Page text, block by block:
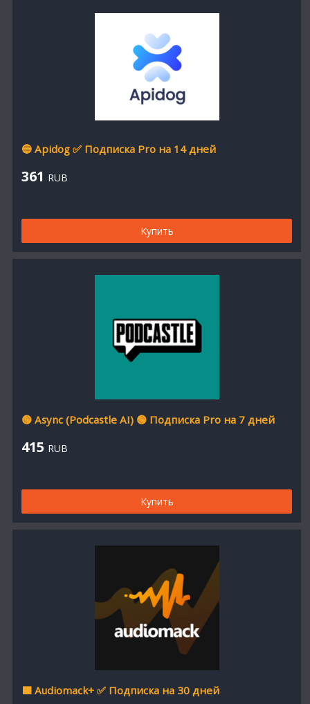
🔵 Apidog ✅ Подписка Pro на 14 дней
361 RUB
Купить
🟢 Async (Podcastle AI) 🟢 Подписка Pro на 7 дней
415 RUB
Купить
🟧 Audiomack+ ✅ Подписка на 30 дней